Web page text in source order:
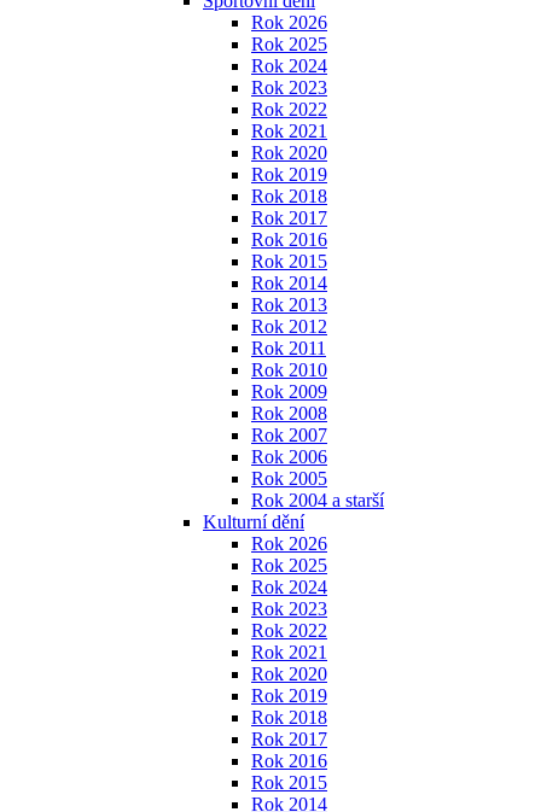
Rok 2026
Rok 2025
Rok 2024
Rok 2023
Rok 2022
Rok 2021
Rok 2020
Rok 2019
Rok 2018
Rok 2017
Rok 2016
Rok 2015
Rok 2014
Rok 2013
Rok 2012
Rok 2011
Rok 2010
Rok 2009
Rok 2008
Rok 2007
Rok 2006
Rok 2005
Rok 2004 a starší
Kulturní dění
Rok 2026
Rok 2025
Rok 2024
Rok 2023
Rok 2022
Rok 2021
Rok 2020
Rok 2019
Rok 2018
Rok 2017
Rok 2016
Rok 2015
Rok 2014